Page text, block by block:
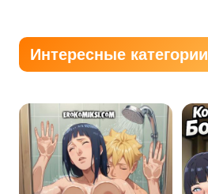
Интересные категории